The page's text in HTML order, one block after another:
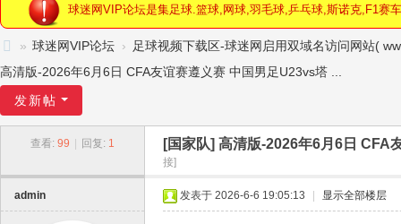
球迷网VIP论坛是集足球.篮球,网球,羽毛球,乒乓球,斯诺克,F1赛
球
网
IP
» 球迷网VIP论坛 ›
足球视频下载区-球迷网启用双域名访问网站(
高清版-2026年6月6日 CFA友谊赛遵义赛 中国男足U23vs塔 ...
发新帖
查看: 99 回复: 1 [国家队] 高清版-2026年6月6日 CFA
接]
admin 发表于 2026-6-6 19:05:13 显示全部楼层